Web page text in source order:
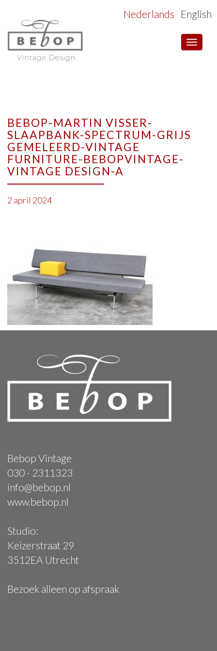
Toggle
Nederlands English
BEBOP-MARTIN VISSER-
SLAAPBANK-SPECTRUM-GRIJS
GEMELEERD-VINTAGE
FURNITURE-BEBOPVINTAGE-
VINTAGE DESIGN-A
2 april 2024
Bebop Vintage
030 - 2311323
info@bebop.nl
www.bebop.nl
Studio:
Keizerstraat 29
3512EA Utrecht
Bezoek alleen op afspraak